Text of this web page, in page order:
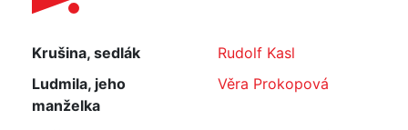
Krušina, sedlák
Rudolf Kasl
Ludmila, jeho
manželka
Věra Prokopová